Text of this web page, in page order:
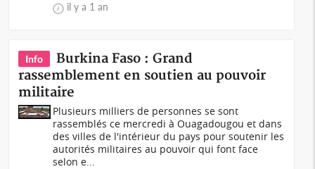
il y a 1 an
Info
Burkina Faso : Grand
rassemblement en soutien au pouvoir
militaire
Plusieurs milliers de personnes se sont
rassemblés ce mercredi à Ouagadougou et dans
des villes de l'intérieur du pays pour soutenir les
autorités militaires au pouvoir qui font face
selon e...